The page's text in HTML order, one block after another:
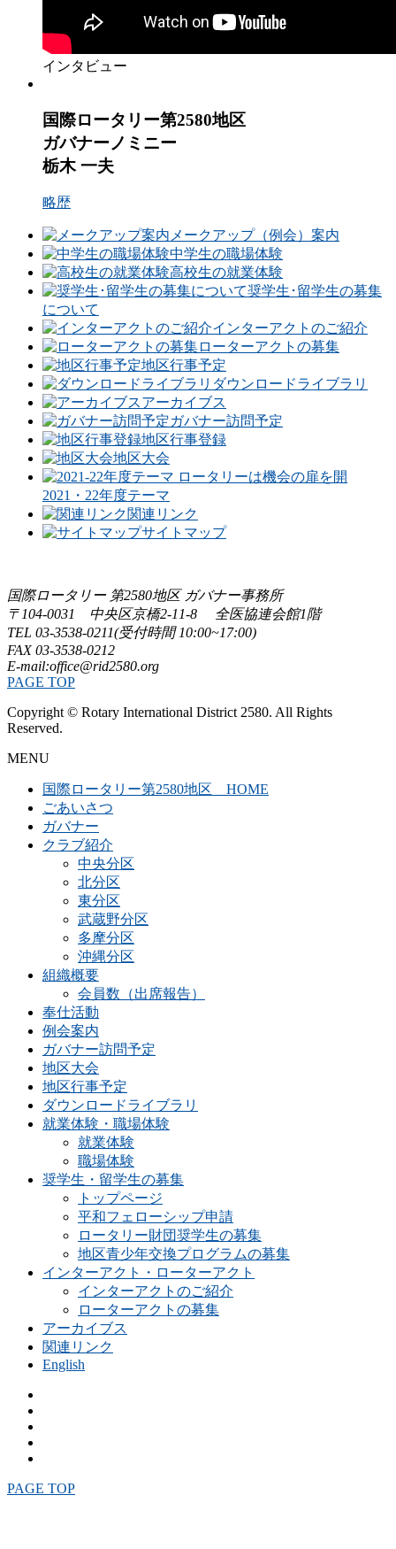
インタビュー
国際ロータリー第2580地区
ガバナーノミニー
栃木 一夫
略歴
メークアップ（例会）案内
中学生の職場体験
高校生の就業体験
奨学生･留学生の募集
について
インターアクトのご紹介
ローターアクトの募集
地区行事予定
ダウンロードライブラリ
アーカイブス
ガバナー訪問予定
地区行事登録
地区大会
2021・22年度テーマ
関連リンク
サイトマップ
国際ロータリー 第2580地区 ガバナー事務所
〒104-0031 中央区京橋2-11-8 全医協連会館1階
TEL 03-3538-0211(受付時間 10:00~17:00)
FAX 03-3538-0212
E-mail:office@rid2580.org
PAGE TOP
Copyright © Rotary International District 2580. All Rights
Reserved.
MENU
国際ロータリー第2580地区 HOME
ごあいさつ
ガバナー
クラブ紹介
中央分区
北分区
東分区
武蔵野分区
多摩分区
沖縄分区
組織概要
会員数（出席報告）
奉仕活動
例会案内
ガバナー訪問予定
地区大会
地区行事予定
ダウンロードライブラリ
就業体験・職場体験
就業体験
職場体験
奨学生・留学生の募集
トップページ
平和フェローシップ申請
ロータリー財団奨学生の募集
地区青少年交換プログラムの募集
インターアクト・ローターアクト
インターアクトのご紹介
ローターアクトの募集
アーカイブス
関連リンク
English
PAGE TOP